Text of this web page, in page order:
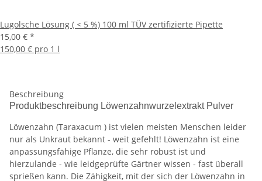
Lugolsche Lösung ( < 5 %) 100 ml TÜV zertifizierte Pipette
15,00 € *
150,00 € pro 1 l
Beschreibung
Produktbeschreibung Löwenzahnwurzelextrakt Pulver
Löwenzahn (Taraxacum ) ist vielen meisten Menschen leider
nur als Unkraut bekannt - weit gefehlt! Löwenzahn ist eine
anpassungsfähige Pflanze, die sehr robust ist und
hierzulande - wie leidgeprüfte Gärtner wissen - fast überall
sprießen kann. Die Zähigkeit, mit der sich der Löwenzahn in